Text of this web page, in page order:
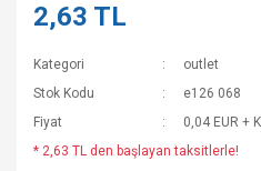
2,63 TL
Kategori
outlet
Stok Kodu
e126 068
Fiyat
0,04 EUR +
* 2,63 TL den başlayan taksitlerle!